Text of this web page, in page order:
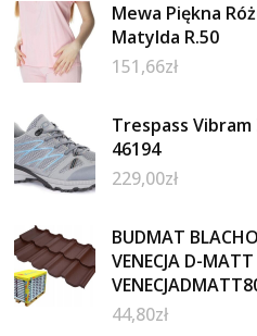
Mewa Piękna
Matylda R.50
151,66zł
Trespass Vibram
46194
229,00zł
BUDMAT
VENECJA D-
44,80zł